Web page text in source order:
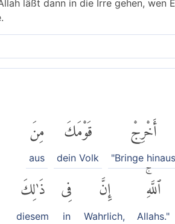
läßt dann in die Irre gehen,
أَخْرِجْ
"Bringe hinaus
قَوْمَكَ
dein Volk
مِنَ
aus
ٱللَّهِۚ
Allahs."
إِنَّ
Wahrlich,
فِى
in
ذَٰلِكَ
diesem